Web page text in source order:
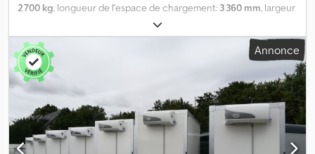
2 700 kg, longueur de l'espace de chargement: 3 360 mm, largeur
1 460 mm
chargement:2 000 mm, Année de construction:2025,
ANHÄNGERWIRTZ, votre marché en ligne pour l'achat de votre
nouvelle remorque, vous propose des marques réputées ! Plus de
850 nouvelles remorques en stock. Plus de 130 remorques
d'occasion disponibles en permanence chez trailershop. Exemple
non contractuel : nouvelles remorques disponibles en stock !
REMORQUE FRIGORIFIQUE AZK 2734/156 336X146X200CM 100
FRIGOLINER GOVI K6 jusqu'à -18°C (M) 2700 KG Crodpfx Aiezp Ul
Annonce